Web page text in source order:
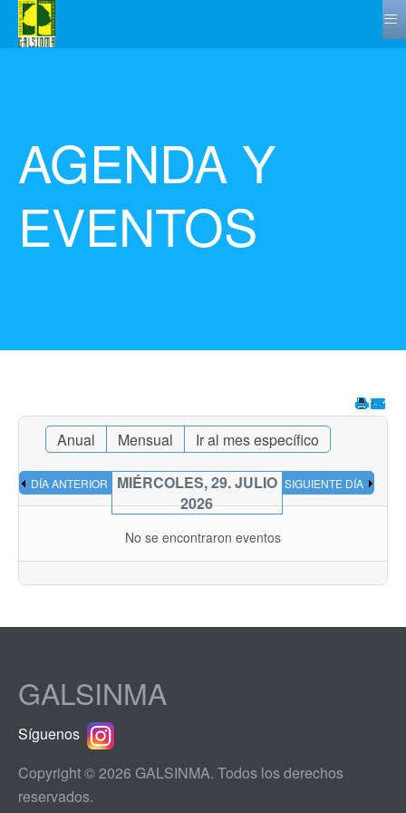
≡
AGENDA Y
EVENTOS
Anual Mensual Ir al mes específico
DÍA ANTERIOR
MIÉRCOLES, 29. JULIO
2026
SIGUIENTE DÍA
No se encontraron eventos
GALSINMA
Síguenos
Copyright © 2026 GALSINMA. Todos los derechos
reservados.